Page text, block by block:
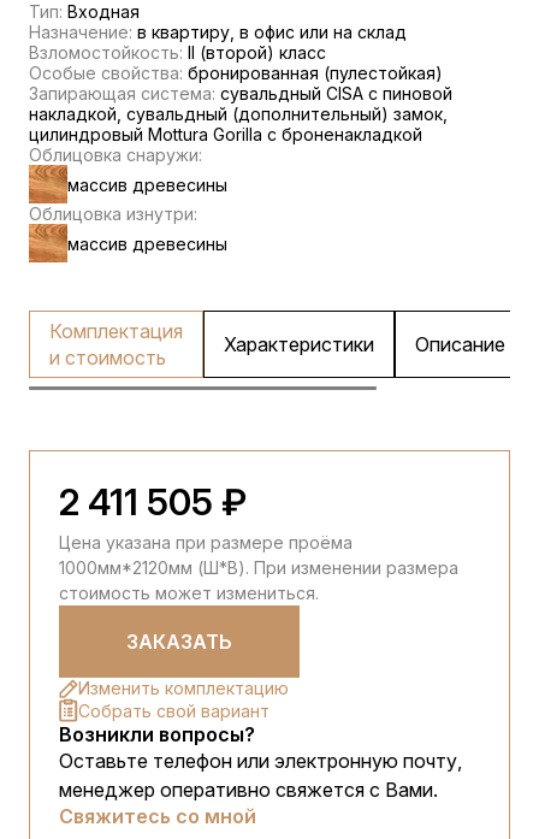
Тип: Входная
Назначение: в квартиру, в офис или на склад
Взломостойкость: II (второй) класс
Особые свойства: бронированная (пулестойкая)
Запирающая система: сувальдный CISA c пиновой
накладкой, сувальдный (дополнительный) замок,
цилиндровый Mottura Gorilla с броненакладкой
Облицовка снаружи:
массив древесины
Облицовка изнутри:
массив древесины
Комплектация
и стоимость
Характеристики Описание
2 411 505 ₽
Цена указана при размере проёма
1000мм*2120мм (Ш*В). При изменении размера
стоимость может измениться.
ЗАКАЗАТЬ
Изменить комплектацию
Собрать свой вариант
Возникли вопросы?
Оставьте телефон или электронную почту,
менеджер оперативно свяжется с Вами.
Свяжитесь со мной